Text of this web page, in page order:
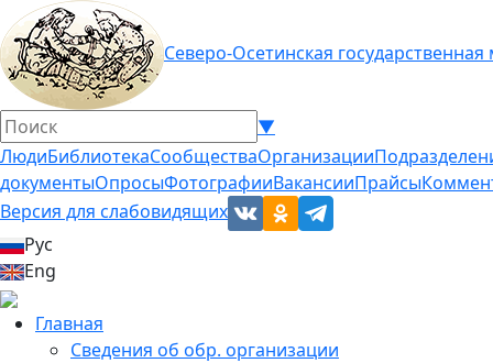
Северо-Осетинская
▼
ЛюдиБиблиотекаСообществаОрганизации
документыОпросыФотографииВакансииПрайсы
Версия для слабовидящих
Рус
Eng
Главная
Сведения об обр. организации